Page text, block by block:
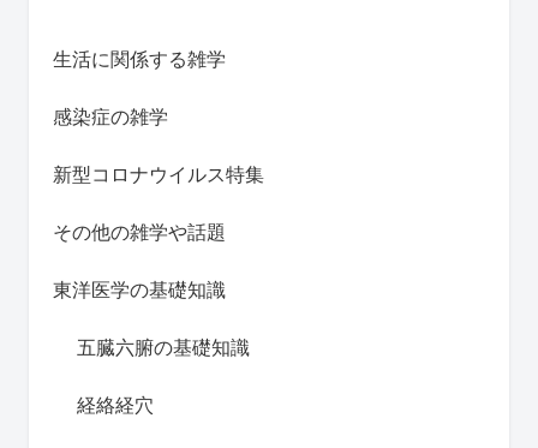
生活に関係する雑学
感染症の雑学
新型コロナウイルス特集
その他の雑学や話題
東洋医学の基礎知識
五臓六腑の基礎知識
経絡経穴